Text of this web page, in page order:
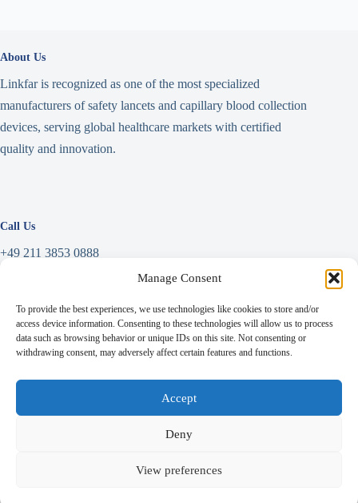
Manage Consent
To provide the best experiences, we use technologies like cookies to store and/or
access device information. Consenting to these technologies will allow us to process
data such as browsing behavior or unique IDs on this site. Not consenting or
withdrawing consent, may adversely affect certain features and functions.
Accept
Deny
View preferences
About Us
Linkfar is recognized as one of the most specialized
manufacturers of safety lancets and capillary blood collection
devices, serving global healthcare markets with certified
quality and innovation.
Call Us
+49 211 3853 0888
info@linkfar.de
Niederrheinstraße 71,
Copyright © 2026 - LINKFAR |